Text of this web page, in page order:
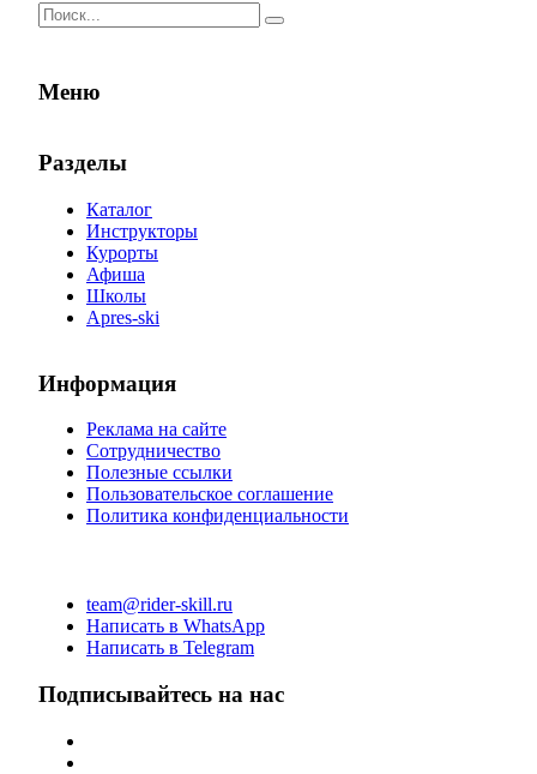
Результаты
поиска
Меню
Разделы
Каталог
Инструкторы
Курорты
Афиша
Школы
Apres-ski
Информация
Реклама на сайте
Сотрудничество
Полезные ссылки
Пользовательское соглашение
Политика конфиденциальности
team@rider-skill.ru
Написать в WhatsApp
Написать в Telegram
Подписывайтесь на нас